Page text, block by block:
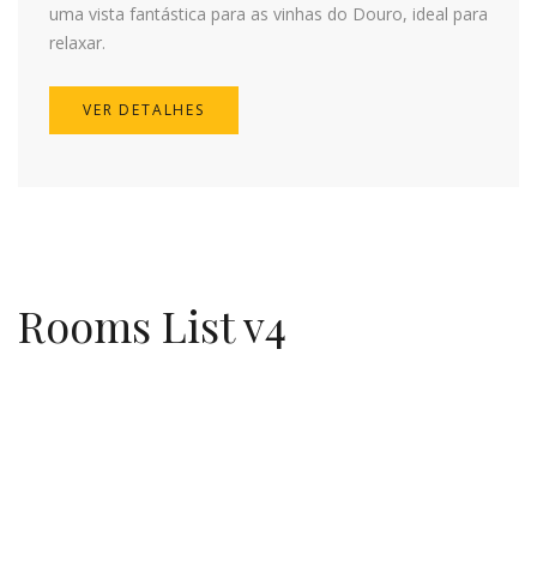
uma vista fantástica para as vinhas do Douro, ideal para
relaxar.
VER DETALHES
Rooms List v4